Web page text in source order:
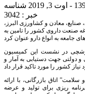
شناسه
خبر : 3042
صنایع، معادن و کشاورزی البرز،
صنعت داروی کشور را تامین به
فرشچی در نشست این کمیسیون
جهت دستیابی به آمار و
اتاق بازرگانی، با ارائه
ریزی برای تولید و عرضه